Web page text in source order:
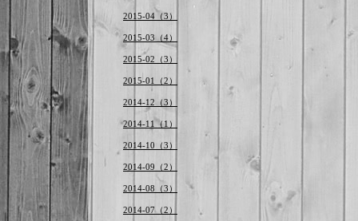
2015-04（3）
2015-03（4）
2015-02（3）
2015-01（2）
2014-12（3）
2014-11（1）
2014-10（3）
2014-09（2）
2014-08（3）
2014-07（2）